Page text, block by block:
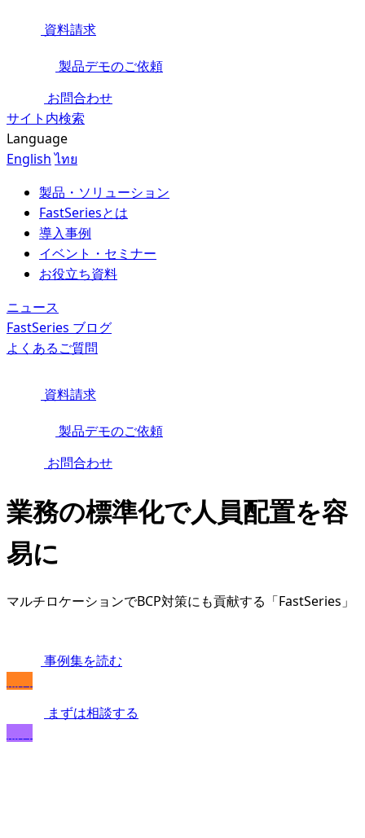
資料請求
製品デモのご依頼
お問合わせ
サイト内検索
Language
English ไทย
製品・ソリューション
FastSeriesとは
導入事例
イベント・セミナー
お役立ち資料
ニュース
FastSeries ブログ
よくあるご質問
資料請求
製品デモのご依頼
お問合わせ
業務の標準化で人員配置を容
易に
マルチロケーションでBCP対策にも貢献する「FastSeries」
事例集を読む
まずは相談する